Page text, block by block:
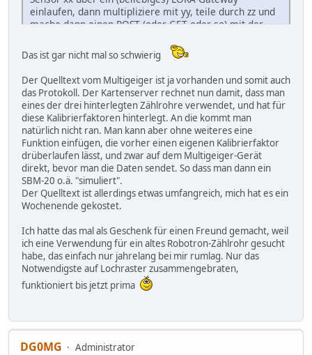
einlaufen, dann multipliziere mit yy, teile durch zz und
mache dann einen POST (oder GET oder so) mit der
(wo man aber auch noch einen Account bräuchte)?
Das ist gar nicht mal so schwierig
Der Quelltext vom Multigeiger ist ja vorhanden und somit auch
das Protokoll. Der Kartenserver rechnet nun damit, dass man
eines der drei hinterlegten Zählrohre verwendet, und hat für
diese Kalibrierfaktoren hinterlegt. An die kommt man
natürlich nicht ran. Man kann aber ohne weiteres eine
Funktion einfügen, die vorher einen eigenen Kalibrierfaktor
drüberlaufen lässt, und zwar auf dem Multigeiger-Gerät
direkt, bevor man die Daten sendet. So dass man dann ein
SBM-20 o.ä. "simuliert".
Der Quelltext ist allerdings etwas umfangreich, mich hat es ein
Wochenende gekostet.
Ich hatte das mal als Geschenk für einen Freund gemacht, weil
ich eine Verwendung für ein altes Robotron-Zählrohr gesucht
habe, das einfach nur jahrelang bei mir rumlag. Nur das
Notwendigste auf Lochraster zusammengebraten,
funktioniert bis jetzt prima
DG0MG
Administrator